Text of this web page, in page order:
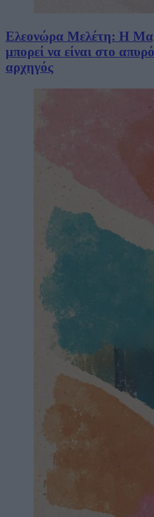
Ελεονώρα Μελέτη: Η
μπορεί να είναι στο
αρχηγός